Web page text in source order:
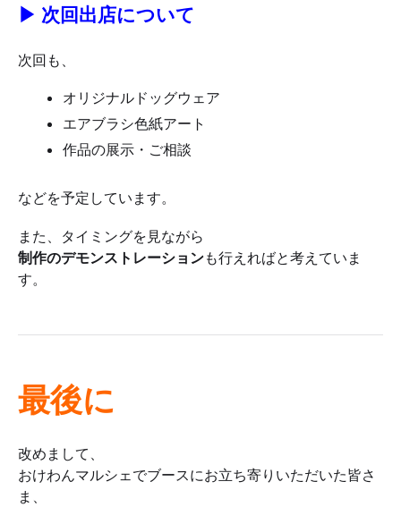
▶ 次回出店について
次回も、
オリジナルドッグウェア
エアブラシ色紙アート
作品の展示・ご相談
などを予定しています。
また、タイミングを見ながら
制作のデモンストレーションも行えればと考えていま
す。
最後に
改めまして、
おけわんマルシェでブースにお立ち寄りいただいた皆さ
ま、